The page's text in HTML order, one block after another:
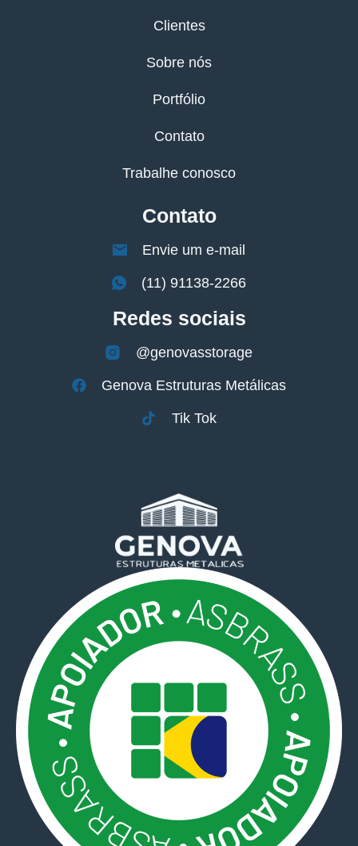
Clientes
Sobre nós
Portfólio
Contato
Trabalhe conosco
Contato
Envie um e-mail
(11) 91138-2266
Redes sociais
@genovasstorage
Genova Estruturas Metálicas
Tik Tok